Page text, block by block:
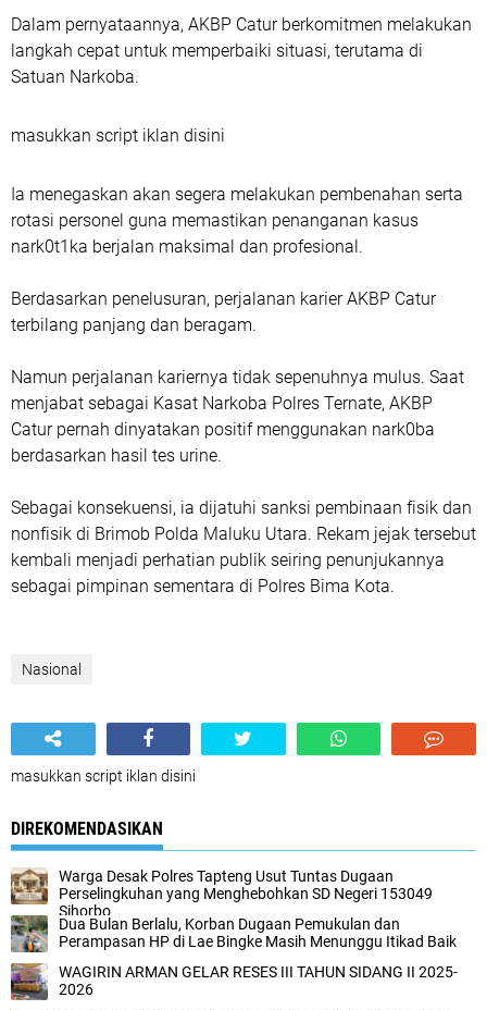
Dalam pernyataannya, AKBP Catur berkomitmen melakukan
langkah cepat untuk memperbaiki situasi, terutama di
Satuan Narkoba.
masukkan script iklan disini
Ia menegaskan akan segera melakukan pembenahan serta
rotasi personel guna memastikan penanganan kasus
nark0t1ka berjalan maksimal dan profesional.
Berdasarkan penelusuran, perjalanan karier AKBP Catur
terbilang panjang dan beragam.
Namun perjalanan kariernya tidak sepenuhnya mulus. Saat
menjabat sebagai Kasat Narkoba Polres Ternate, AKBP
Catur pernah dinyatakan positif menggunakan nark0ba
berdasarkan hasil tes urine.
Sebagai konsekuensi, ia dijatuhi sanksi pembinaan fisik dan
nonfisik di Brimob Polda Maluku Utara. Rekam jejak tersebut
kembali menjadi perhatian publik seiring penunjukannya
sebagai pimpinan sementara di Polres Bima Kota.
Nasional
masukkan script iklan disini
DIREKOMENDASIKAN
Warga Desak Polres Tapteng Usut Tuntas Dugaan
Perselingkuhan yang Menghebohkan SD Negeri 153049
Sihorbo
Dua Bulan Berlalu, Korban Dugaan Pemukulan dan
Perampasan HP di Lae Bingke Masih Menunggu Itikad Baik
WAGIRIN ARMAN GELAR RESES III TAHUN SIDANG II 2025-
2026